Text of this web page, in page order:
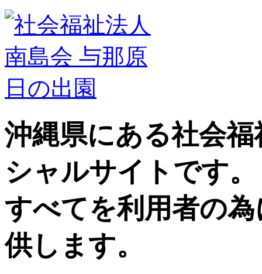
沖縄県にある社会
シャルサイトです。
すべてを利用者の
供します。